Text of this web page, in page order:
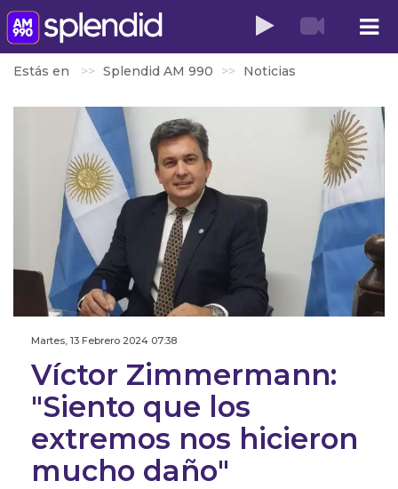
Estás en Splendid AM 990 Noticias
Martes, 13 Febrero 2024 07:38
Víctor Zimmermann:
"Siento que los
extremos nos hicieron
mucho daño"